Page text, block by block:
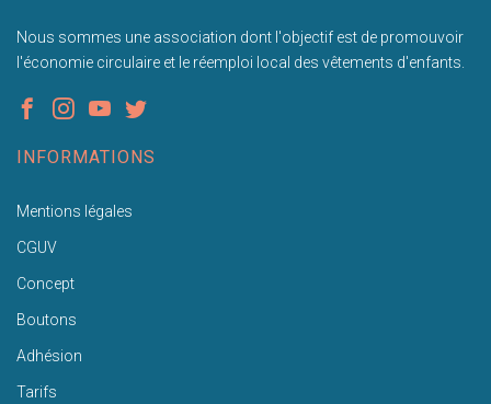
Nous sommes une association dont l'objectif est de promouvoir
l'économie circulaire et le réemploi local des vêtements d'enfants.
INFORMATIONS
Mentions légales
CGUV
Concept
Boutons
Adhésion
Tarifs